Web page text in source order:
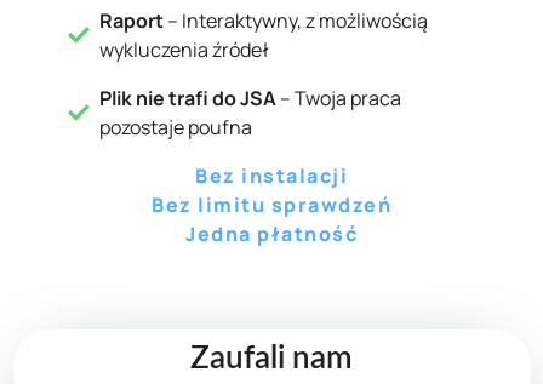
Raport– Interaktywny, z możliwością
wykluczenia źródeł
Plik nie trafi do JSA– Twoja praca
pozostaje poufna
Bez instalacji
Bez limitu sprawdzeń
Jedna płatność
Zaufali nam